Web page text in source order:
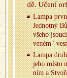
dě. Učení
Lampa
Jed­not­ný
všeho
ve­ném"
Lampa
jeho místo
ním a